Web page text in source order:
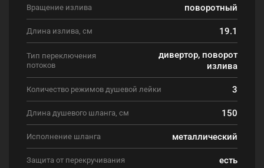
Вращение излива поворотный
Длина излива, см 19.1
Тип переключения
потоков
дивертор, поворот
излива
Количество режимов душевой лейки 3
Длина душевого шланга, см 150
Исполнение шланга металлический
Защита от перекручивания есть